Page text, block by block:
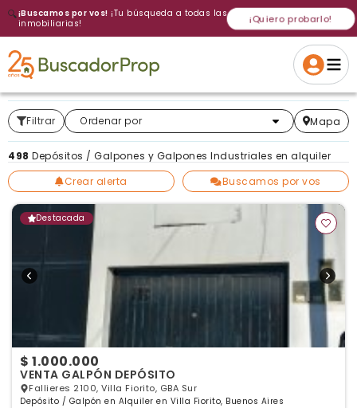
🔍¡Buscamos por vos! ¡Tu búsqueda a todas las
inmobiliarias!
¡Quiero probarlo!
Cancelar Si, eliminar
Gracias
Volver a intentar
Volver a intentarlo
Crear alerta
¡Si, enviar a todos!
Filtrar Ordenar por
Más relevantes Mapa
498 Depósitos / Galpones y Galpones Industriales en alquiler
Crear alerta
Buscamos por vos
Destacada
$ 1.000.000
VENTA GALPÓN DEPÓSITO
Fallieres 2100, Villa Fiorito, GBA Sur
Depósito / Galpón en Alquiler en Villa Fiorito, Buenos Aires